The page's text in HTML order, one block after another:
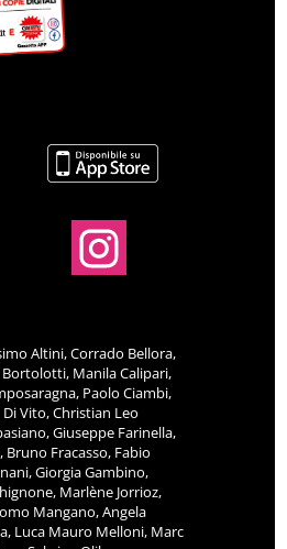
Altini, Corrado Bellora,
Manila Calipari,
Paolo Ciambi,
Vito, Christian Leo
Giuseppe Farinella,
Fracasso, Fabio
Giorgia Gambino,
Marlène Jorrioz,
Mangano, Angela
Luca Mauro Melloni, Marc